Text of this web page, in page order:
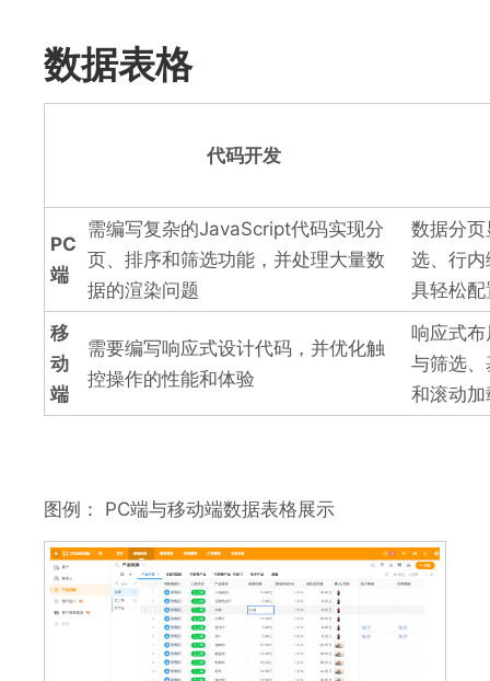
数据表格
代码开发
PC
端
需编写复杂的JavaScript代码实现分
页、排序和筛选功能，并处理大量数
据的渲染问题
数据分
选、行
具轻松配
移
动
端
需要编写响应式设计代码，并优化触
控操作的性能和体验
响应式
与筛选
和滚动加
图例： PC端与移动端数据表格展示